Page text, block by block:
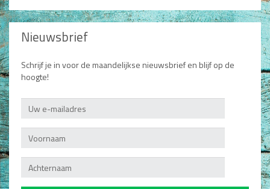
Nieuwsbrief
Schrijf je in voor de maandelijkse nieuwsbrief en blijf op de
hoogte!